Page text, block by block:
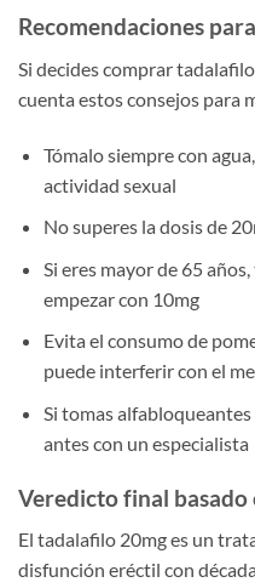
Recomendaciones
Si decides comprar
cuenta estos consejos para
Tómalo siempre con
actividad sexual
No superes la dosis de
Si eres mayor de 65
empezar con 10mg
Evita el consumo de
puede interferir con el
Si tomas
antes con un especialista
Veredicto final basado
El tadalafilo 20mg es un
disfunción eréctil con